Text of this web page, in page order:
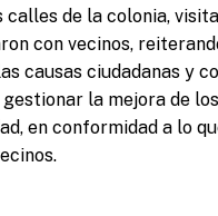
calles de la colonia,
con vecinos,
causas ciudadanas y
la mejora de
en conformidad a lo